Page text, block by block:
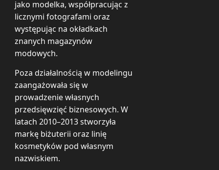
jako modelka, współpracując z
licznymi fotografami oraz
występując na okładkach
znanych magazynów
modowych.
Poza działalnością w modelingu
zaangażowała się w
prowadzenie własnych
przedsięwzięć biznesowych. W
latach 2010–2013 stworzyła
markę biżuterii oraz linię
kosmetyków pod własnym
nazwiskiem.